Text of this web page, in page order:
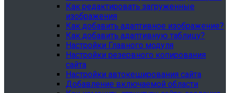
Как редактировать загруженные
изображения
Как добавить адаптивное изображение?
Как добавить адаптивную таблицу?
Настройки Главного модуля
Настройки резервного копирования
сайта
Настройки автокеширования сайта
Добавление включаемой области